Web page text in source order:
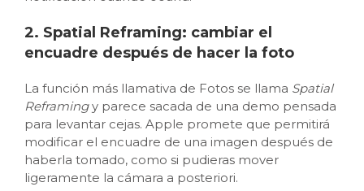
2. Spatial Reframing: cambiar el
encuadre después de hacer la foto
La función más llamativa de Fotos se llama Spatial
Reframingy parece sacada de una demo pensada
para levantar cejas. Apple promete que permitirá
modificar el encuadre de una imagen después de
haberla tomado, como si pudieras mover
ligeramente la cámara a posteriori.